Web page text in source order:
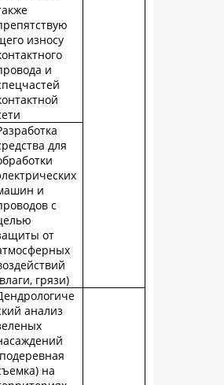
износу
и
для
и
с
от
грязи)
анализ
на